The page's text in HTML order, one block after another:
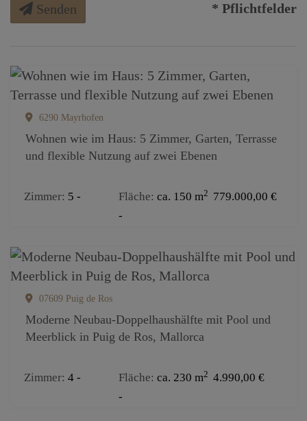
Senden * Pflichtfelder
Wohnen wie im Haus: 5 Zimmer, Garten, Terrasse
und flexible Nutzung auf zwei Ebenen
6290 Mayrhofen
Zimmer 5 Fläche ca. 150 m2 779.000,00 €
Moderne Neubau-Doppelhaushälfte mit Pool und
Meerblick in Puig de Ros, Mallorca
07609 Puig de Ros
Zimmer 4 Fläche ca. 230 m2 4.990,00 €